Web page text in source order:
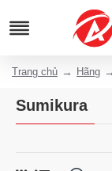
Trang chủ Hãng
Sumikura